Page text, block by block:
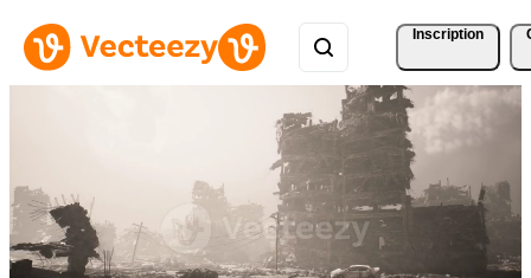
Inscription